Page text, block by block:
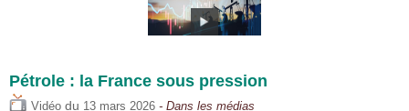
Pétrole : la France sous pression
Vidéo du 13 mars 2026 - Dans les médias